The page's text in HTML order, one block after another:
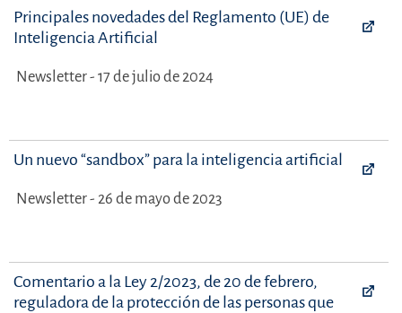
Principales novedades del Reglamento (UE) de
Inteligencia Artificial
Newsletter - 17 de julio de 2024
Un nuevo “sandbox” para la inteligencia artificial
Newsletter - 26 de mayo de 2023
Comentario a la Ley 2/2023, de 20 de febrero,
reguladora de la protección de las personas que